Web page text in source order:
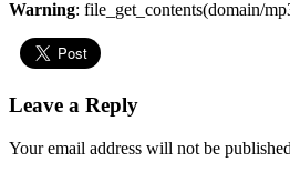
Warning: file_get_contents(domain/
Leave a Reply
Your email address will not be